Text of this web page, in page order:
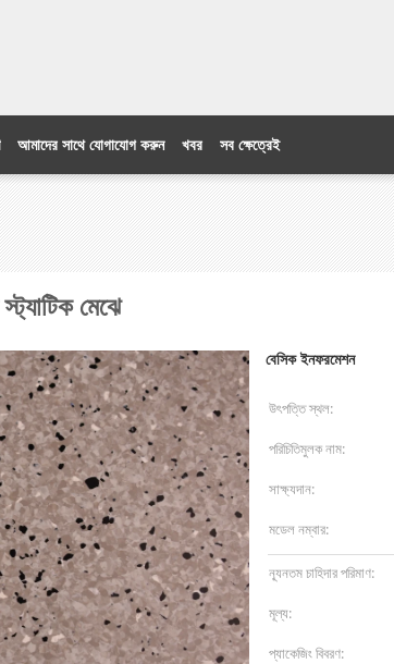
আমাদের সাথে যোগাযোগ করুন খবর সব ক্ষেত্রেই
মেঝে
বেসিক ইনফরমেশন
উৎপত্তি স্থল:
পরিচিতিমুলক নাম:
সাক্ষ্যদান:
মডেল নম্বার:
ন্যূনতম চাহিদার পরিমাণ:
মূল্য:
প্যাকেজিং বিবরণ: